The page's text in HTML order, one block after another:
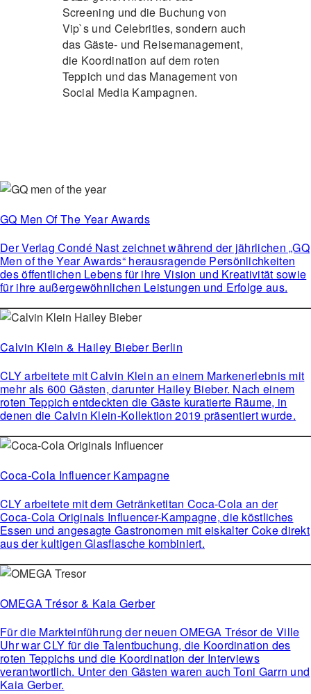
Screening und die Buchung von
Vip`s und Celebrities, sondern auch
das Gäste- und Reisemanagement,
die Koordination auf dem roten
Teppich und das Management von
Social Media Kampagnen.
GQ Men Of The Year Awards
Der Verlag Condé Nast zeichnet während der jährlichen „GQ
Men of the Year Awards“ herausragende Persönlichkeiten
des öffentlichen Lebens für ihre Vision und Kreativität sowie
für ihre außergewöhnlichen Leistungen und Erfolge aus.
Calvin Klein & Hailey Bieber Berlin
CLY arbeitete mit Calvin Klein an einem Markenerlebnis mit
mehr als 600 Gästen, darunter Hailey Bieber. Nach einem
roten Teppich entdeckten die Gäste kuratierte Räume, in
denen die Calvin Klein-Kollektion 2019 präsentiert wurde.
Coca-Cola Influencer Kampagne
CLY arbeitete mit dem Getränketitan Coca-Cola an der
Coca-Cola Originals Influencer-Kampagne, die köstliches
Essen und angesagte Gastronomen mit eiskalter Coke direkt
aus der kultigen Glasflasche kombiniert.
OMEGA Trésor & Kaia Gerber
Für die Markteinführung der neuen OMEGA Trésor de Ville
Uhr war CLY für die Talentbuchung, die Koordination des
roten Teppichs und die Koordination der Interviews
verantwortlich. Unter den Gästen waren auch Toni Garrn und
Kaia Gerber.